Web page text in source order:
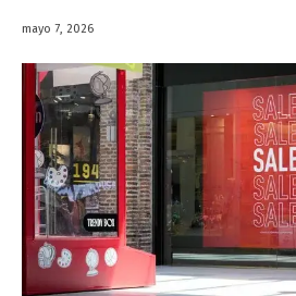
mayo 7, 2026